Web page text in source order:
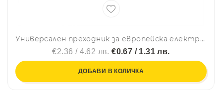
Универсален преходник за европейска електрическа мрежа 2 PIN TRAVEL ADAPTOR - СУПЕР ПРОМО
€2.36 / 4.62 лв.€0.67 / 1.31 лв.
ДОБАВИ В КОЛИЧКА